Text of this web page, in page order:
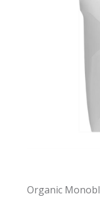
Organic